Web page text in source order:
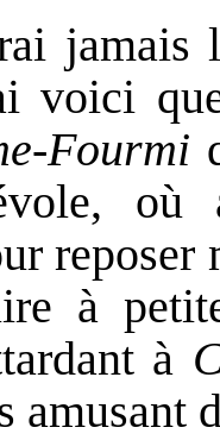
jamais
voici
Fourmi
reposer
à
à
amusant